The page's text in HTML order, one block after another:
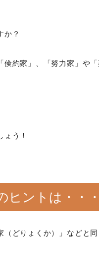
か？
倹約家」、「努力家」や
う！
ヒントは・・
（どりょくか）」などと